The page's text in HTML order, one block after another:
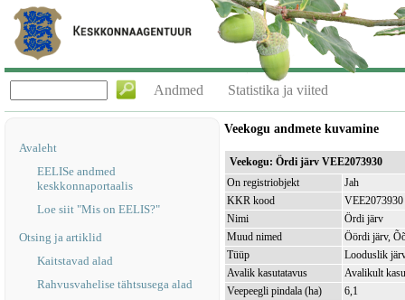
Andmed Statistika ja viited
Avaleht
EELISe andmed
keskkonnaportaalis
Loe siit "Mis on EELIS?"
Otsing ja artiklid
Kaitstavad alad
Rahvusvahelise tähtsusega alad
Veekogu andmete kuvamine
Veekogu: Ördi järv VEE2073930
On registriobjekt
Jah
KKR kood
VEE2073930
Nimi
Ördi järv
Muud nimed
Öördi järv,
Tüüp
Looduslik
Avalik kasutatavus
Avalikult
Veepeegli pindala (ha)
6,1